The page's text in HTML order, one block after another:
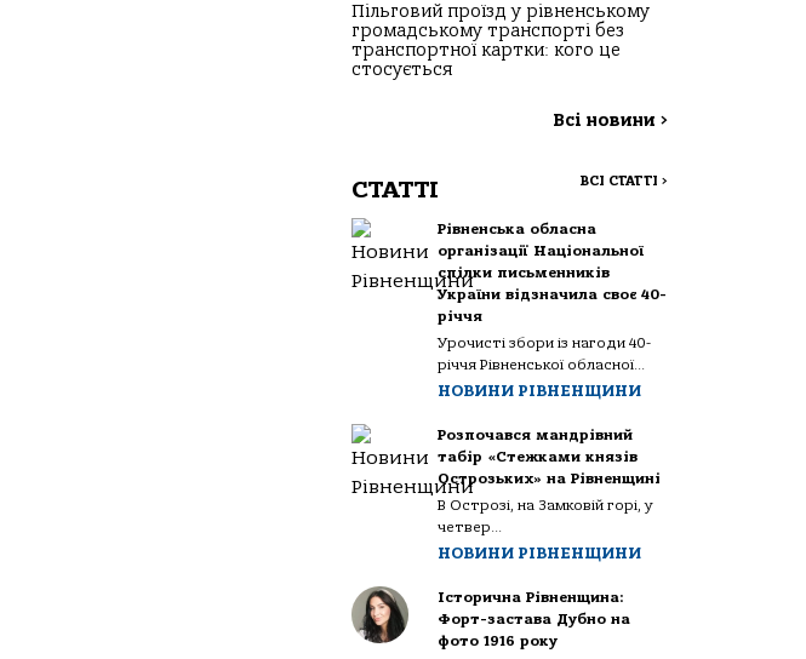
Пільговий проїзд у рівненському
громадському транспорті без
транспортної картки: кого це
стосується
Всі новини >
СТАТТІ ВСІ СТАТТІ >
Рівненська обласна
організації Національної
спілки письменників
України відзначила своє 40-
річчя
Урочисті збори із нагоди 40-
річчя Рівненської обласної...
НОВИНИ РІВНЕНЩИНИ
Розпочався мандрівний
табір «Стежками князів
Острозьких» на Рівненщині
В Острозі, на Замковій горі, у
четвер...
НОВИНИ РІВНЕНЩИНИ
Історична Рівненщина:
Форт-застава Дубно на
фото 1916 року